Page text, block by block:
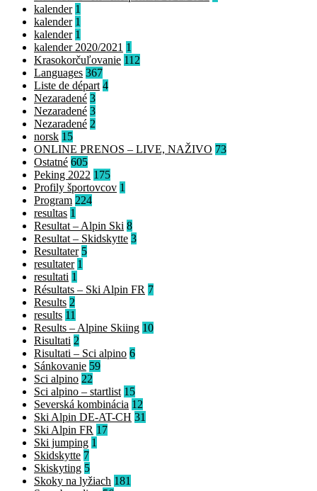
kalender 1
kalender 1
kalender 1
kalender 2020/2021 1
Krasokorčuľovanie 112
Languages 367
Liste de départ 4
Nezaradené 3
Nezaradené 3
Nezaradené 2
norsk 15
ONLINE PRENOS – LIVE, NAŽIVO 73
Ostatné 605
Peking 2022 175
Profily športovcov 1
Program 224
resultas 1
Resultat – Alpin Ski 8
Resultat – Skidskytte 3
Resultater 5
resultater 1
resultati 1
Résultats – Ski Alpin FR 7
Results 2
results 11
Results – Alpine Skiing 10
Risultati 2
Risultati – Sci alpino 6
Sánkovanie 59
Sci alpino 22
Sci alpino – startlist 15
Severská kombinácia 12
Ski Alpin DE-AT-CH 31
Ski Alpin FR 17
Ski jumping 1
Skidskytte 7
Skiskyting 5
Skoky na lyžiach 181